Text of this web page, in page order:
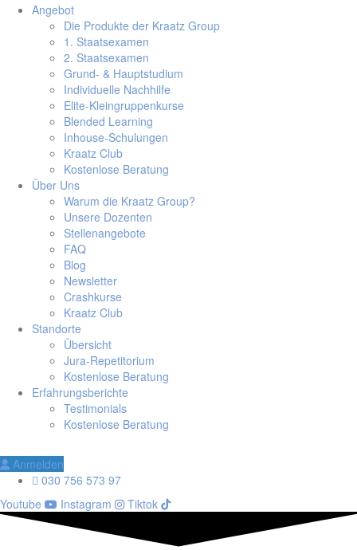
Angebot
Die Produkte der Kraatz Group
1. Staatsexamen
2. Staatsexamen
Grund- & Hauptstudium
Individuelle Nachhilfe
Elite-Kleingruppenkurse
Blended Learning
Inhouse-Schulungen
Kraatz Club
Kostenlose Beratung
Über Uns
Warum die Kraatz Group?
Unsere Dozenten
Stellenangebote
FAQ
Blog
Newsletter
Crashkurse
Kraatz Club
Standorte
Übersicht
Jura-Repetitorium
Kostenlose Beratung
Erfahrungsberichte
Testimonials
Kostenlose Beratung
Anmelden
030 756 573 97
Youtube
Instagram Tiktok